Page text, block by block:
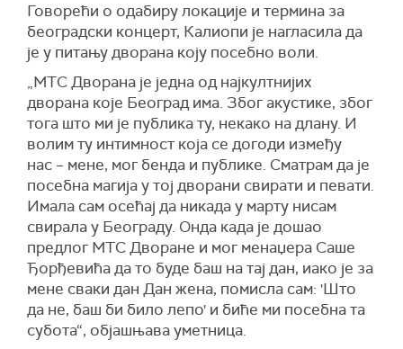
Говорећи о одабиру локације и термина за
београдски концерт, Калиопи је нагласила да
је у питању дворана коју посебно воли.
„МТС Дворана је једна од најкултнијих
дворана које Београд има. Због акустике, због
тога што ми је публика ту, некако на длану. И
волим ту интимност која се догоди између
нас – мене, мог бенда и публике. Сматрам да је
посебна магија у тој дворани свирати и певати.
Имала сам осећај да никада у марту нисам
свирала у Београду. Онда када је дошао
предлог МТС Дворане и мог менаџера Саше
Ђорђевића да то буде баш на тај дан, иако је за
мене сваки дан Дан жена, помисла сам: 'Што
да не, баш би било лепо' и биће ми посебна та
субота“, објашњава уметница.